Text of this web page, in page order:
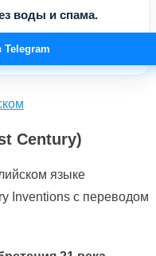
воды и спама.
Telegram
Century)
языке
Inventions с переводом